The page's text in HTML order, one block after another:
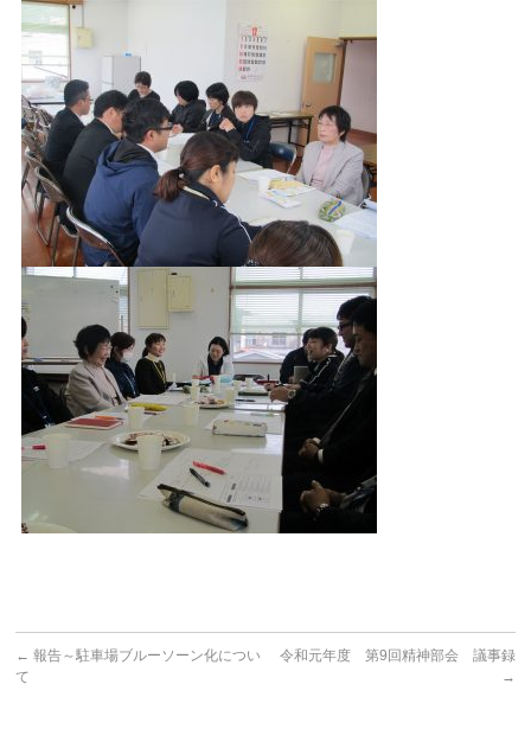
← 報告～駐車場ブルーソーン化につい
て
令和元年度 第9回精神部会 議事録
→